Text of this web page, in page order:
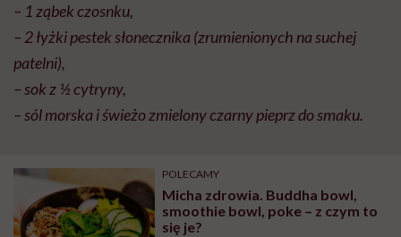
– 1 ząbek czosnku,
– 2 łyżki pestek słonecznika (zrumienionych na suchej
patelni),
– sok z ½ cytryny,
– sól morska i świeżo zmielony czarny pieprz do smaku.
POLECAMY
Micha zdrowia. Buddha bowl,
smoothie bowl, poke – z czym to
się je?